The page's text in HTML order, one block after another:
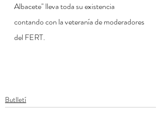
Albacete" lleva toda su existencia
contando con la veteranía de moderadores
del FERT.
Butlletí